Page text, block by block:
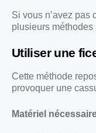
Si vous n’avez pas
plusieurs méthodes
Utiliser une
Cette méthode
provoquer une
Matériel